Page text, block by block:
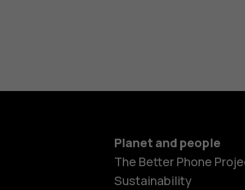
Planet and people
The Better Phone
Sustainability